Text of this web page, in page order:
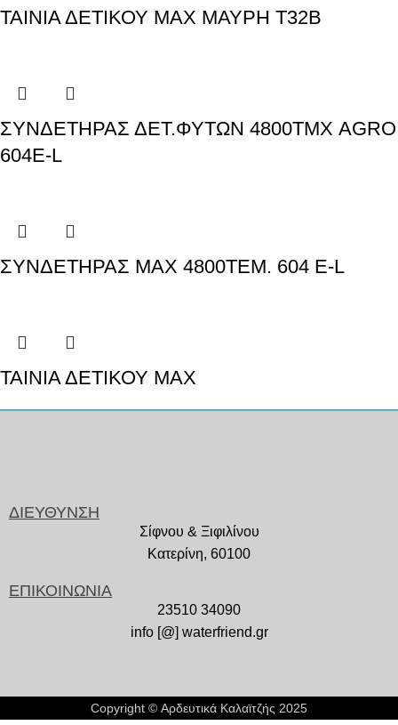
ΤΑΙΝΙΑ ΔΕΤΙΚΟΥ MAX ΜΑΥΡΗ T32B
ΣΥΝΔΕΤΗΡΑΣ ΔΕΤ.ΦΥΤΩΝ 4800ΤΜΧ AGRO
604E-L
ΣΥΝΔΕΤΗΡΑΣ ΜΑΧ 4800ΤΕΜ. 604 E-L
ΤΑΙΝΙΑ ΔΕΤΙΚΟΥ MAX
ΔΙΕΥΘΥΝΣΗ
Σίφνου & Ξιφιλίνου
Κατερίνη, 60100
ΕΠΙΚΟΙΝΩΝΙΑ
23510 34090
info [@] waterfriend.gr
Copyright © Αρδευτικά Καλαϊτζής 2025